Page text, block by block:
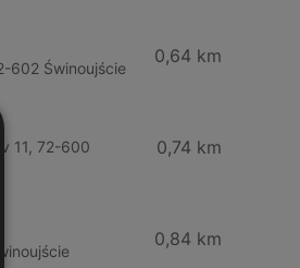
602 Świnoujście
0,64 km
11, 72-600
0,74 km
0,84 km